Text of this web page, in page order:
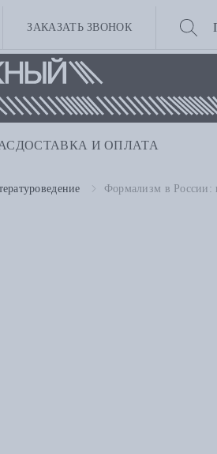
ЗАКАЗАТЬ ЗВОНОК
ДОСТАВКА И ОПЛАТА
Формализм в России: